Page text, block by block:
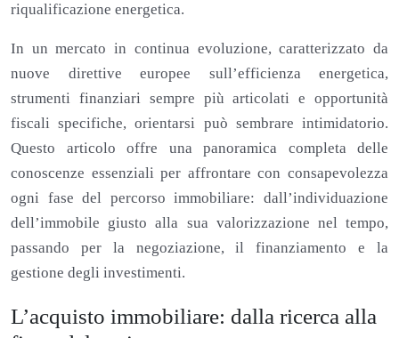
riqualificazione energetica.
In un mercato in continua evoluzione, caratterizzato da
nuove direttive europee sull’efficienza energetica,
strumenti finanziari sempre più articolati e opportunità
fiscali specifiche, orientarsi può sembrare intimidatorio.
Questo articolo offre una panoramica completa delle
conoscenze essenziali per affrontare con consapevolezza
ogni fase del percorso immobiliare: dall’individuazione
dell’immobile giusto alla sua valorizzazione nel tempo,
passando per la negoziazione, il finanziamento e la
gestione degli investimenti.
L’acquisto immobiliare: dalla ricerca alla